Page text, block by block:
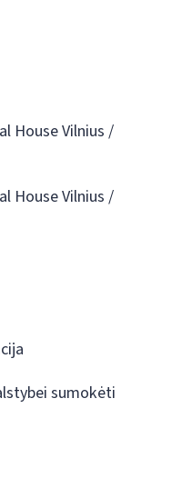
House Vilnius /
House Vilnius /
sumokėti